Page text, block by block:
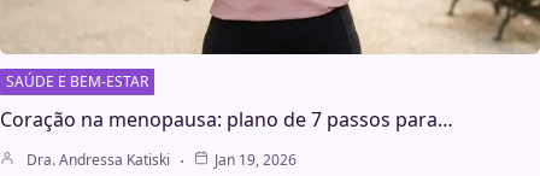
SAÚDE E BEM-ESTAR
Coração na menopausa: plano de 7 passos para…
Dra. Andressa Katiski Jan 19, 2026